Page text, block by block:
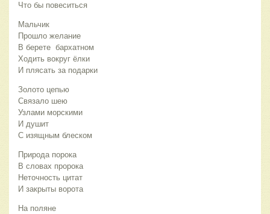
Что бы повеситься
Мальчик
Прошло желание
В берете бархатном
Ходить вокруг ёлки
И плясать за подарки
Золото цепью
Связало шею
Узлами морскими
И душит
С изящным блеском
Природа порока
В словах пророка
Неточность цитат
И закрыты ворота
На поляне